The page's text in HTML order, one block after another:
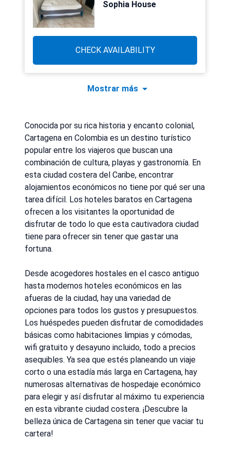
Sophia House
CHECK AVAILABILITY
Mostrar más
Conocida por su rica historia y encanto colonial,
Cartagena en Colombia es un destino turístico
popular entre los viajeros que buscan una
combinación de cultura, playas y gastronomía. En
esta ciudad costera del Caribe, encontrar
alojamientos económicos no tiene por qué ser una
tarea difícil. Los hoteles baratos en Cartagena
ofrecen a los visitantes la oportunidad de
disfrutar de todo lo que esta cautivadora ciudad
tiene para ofrecer sin tener que gastar una
fortuna.
Desde acogedores hostales en el casco antiguo
hasta modernos hoteles económicos en las
afueras de la ciudad, hay una variedad de
opciones para todos los gustos y presupuestos.
Los huéspedes pueden disfrutar de comodidades
básicas como habitaciones limpias y cómodas,
wifi gratuito y desayuno incluido, todo a precios
asequibles. Ya sea que estés planeando un viaje
corto o una estadía más larga en Cartagena, hay
numerosas alternativas de hospedaje económico
para elegir y así disfrutar al máximo tu experiencia
en esta vibrante ciudad costera. ¡Descubre la
belleza única de Cartagena sin tener que vaciar tu
cartera!